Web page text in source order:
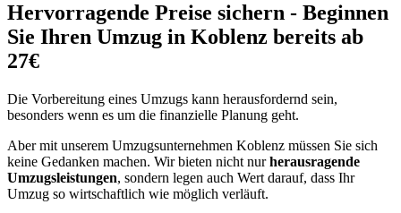
Hervorragende Preise sichern - Beginnen
Sie Ihren Umzug in Koblenz bereits ab
27€
Die Vorbereitung eines Umzugs kann herausfordernd sein,
besonders wenn es um die finanzielle Planung geht.
Aber mit unserem Umzugsunternehmen Koblenz müssen Sie sich
keine Gedanken machen. Wir bieten nicht nurherausragende
Umzugsleistungen, sondern legen auch Wert darauf, dass Ihr
Umzug so wirtschaftlich wie möglich verläuft.